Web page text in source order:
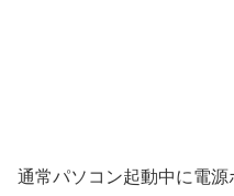
通常パソコン起動中に電